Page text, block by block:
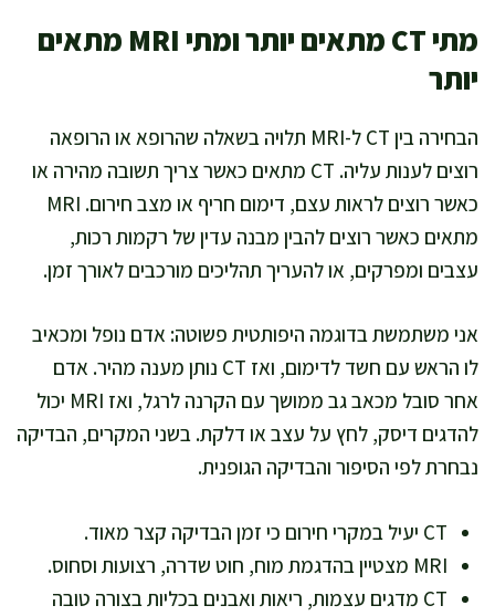
מתי CT מתאים יותר ומתי MRI מתאים
יותר
הבחירה בין CT ל-MRI תלויה בשאלה שהרופא או הרופאה
רוצים לענות עליה. CT מתאים כאשר צריך תשובה מהירה או
כאשר רוצים לראות עצם, דימום חריף או מצב חירום. MRI
מתאים כאשר רוצים להבין מבנה עדין של רקמות רכות,
עצבים ומפרקים, או להעריך תהליכים מורכבים לאורך זמן.
אני משתמשת בדוגמה היפותטית פשוטה: אדם נופל ומכאיב
לו הראש עם חשד לדימום, ואז CT נותן מענה מהיר. אדם
אחר סובל מכאב גב ממושך עם הקרנה לרגל, ואז MRI יכול
להדגים דיסק, לחץ על עצב או דלקת. בשני המקרים, הבדיקה
נבחרת לפי הסיפור והבדיקה הגופנית.
CT יעיל במקרי חירום כי זמן הבדיקה קצר מאוד.
MRI מצטיין בהדגמת מוח, חוט שדרה, רצועות וסחוס.
CT מדגים עצמות, ריאות ואבנים בכליות בצורה טובה